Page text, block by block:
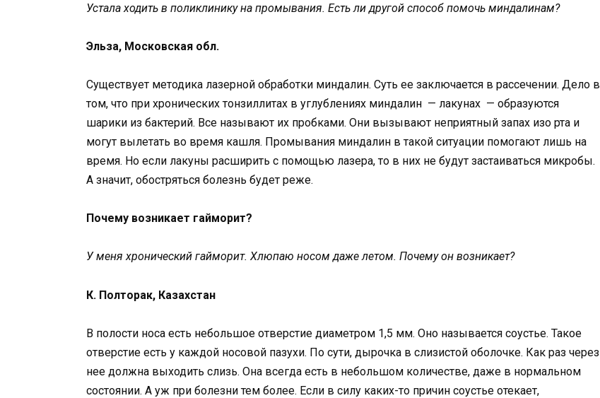
Устала ходить в поликлинику на промывания. Есть ли другой способ помочь миндалинам?
Эльза, Московская обл.
Существует методика лазерной обработки миндалин. Суть ее заключается в рассечении. Дело в
том, что при хронических тонзиллитах в углублениях миндалин — лакунах — образуются
шарики из бактерий. Все называют их пробками. Они вызывают неприятный запах изо рта и
могут вылетать во время кашля. Промывания миндалин в такой ситуации помогают лишь на
время. Но если лакуны расширить с помощью лазера, то в них не будут застаиваться микробы.
А значит, обостряться болезнь будет реже.
Почему возникает гайморит?
У меня хронический гайморит. Хлюпаю носом даже летом. Почему он возникает?
К. Полторак, Казахстан
В полости носа есть небольшое отверстие диаметром 1,5 мм. Оно называется соустье. Такое
отверстие есть у каждой носовой пазухи. По сути, дырочка в слизистой оболочке. Как раз через
нее должна выходить слизь. Она всегда есть в небольшом количестве, даже в нормальном
состоянии. А уж при болезни тем более. Если в силу каких-то причин соустье отекает,